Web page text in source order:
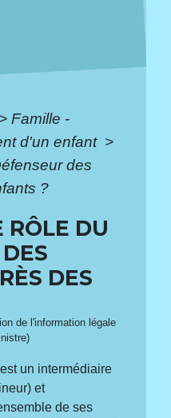
> Famille -
d'un enfant >
des
?
RÔLE DU
DES
de l'information légale
un intermédiaire
et
de ses